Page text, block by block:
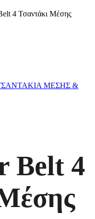
4 Τσαντάκι Μέσης
ΜΕΣΗΣ &
Belt 4